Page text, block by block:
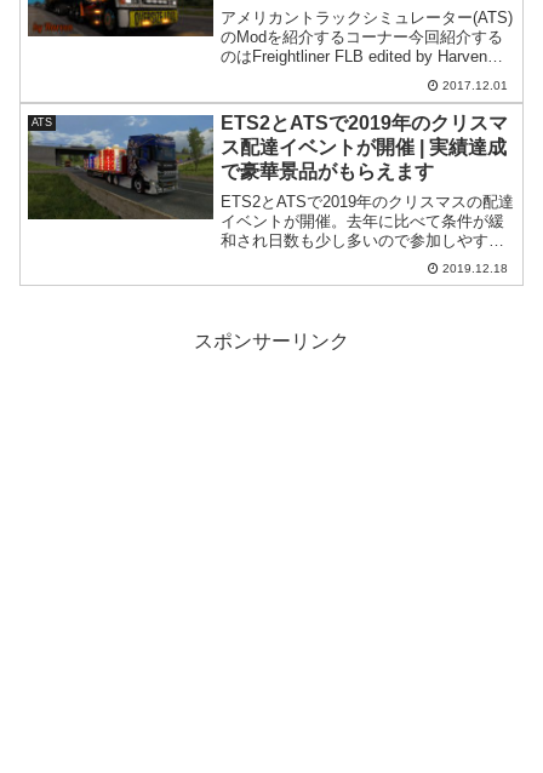
アメリカントラックシミュレーター(ATS)
のModを紹介するコーナー今回紹介する
のはFreightliner FLB edited by Harvenで
す。Modの導入は全て自己責任です。万
が一何かが起こっても一切責任は持てま
せん。またMo...
2017.12.01
ATS
ETS2とATSで2019年のクリスマ
ス配達イベントが開催 | 実績達成
で豪華景品がもらえます
ETS2とATSで2019年のクリスマスの配達
イベントが開催。去年に比べて条件が緩
和され日数も少し多いので参加しやすく
なりました。ゲームを遊ぶ事で素敵なア
イテムが貰えますのでチャレンジしてみ
2019.12.18
スポンサーリンク